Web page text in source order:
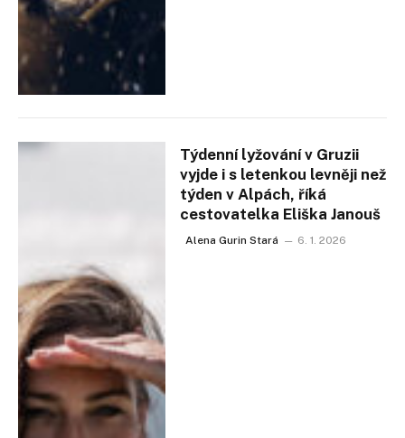
Týdenní lyžování v Gruzii
vyjde i s letenkou levněji než
týden v Alpách, říká
cestovatelka Eliška Janouš
Alena Gurin Stará 6. 1. 2026